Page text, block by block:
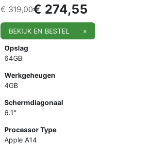
€319,00€ 274,55
BEKIJK EN BESTEL »
Opslag
64GB
Werkgeheugen
4GB
Schermdiagonaal
6.1"
Processor Type
Apple A14